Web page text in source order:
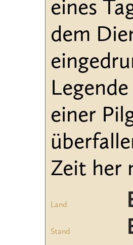
eines
dem
einer
Zeit her
Land
Stand